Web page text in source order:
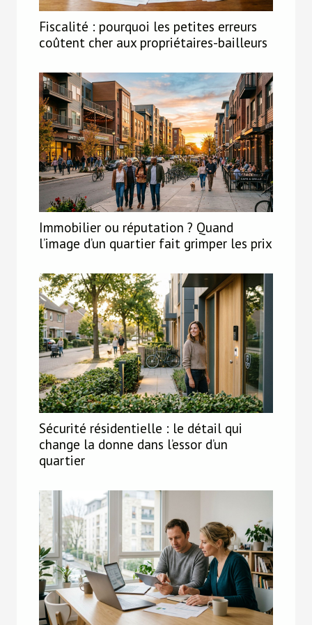
Fiscalité : pourquoi les petites erreurs
coûtent cher aux propriétaires-bailleurs
Immobilier ou réputation ? Quand
l’image d’un quartier fait grimper les prix
Sécurité résidentielle : le détail qui
change la donne dans l’essor d’un
quartier